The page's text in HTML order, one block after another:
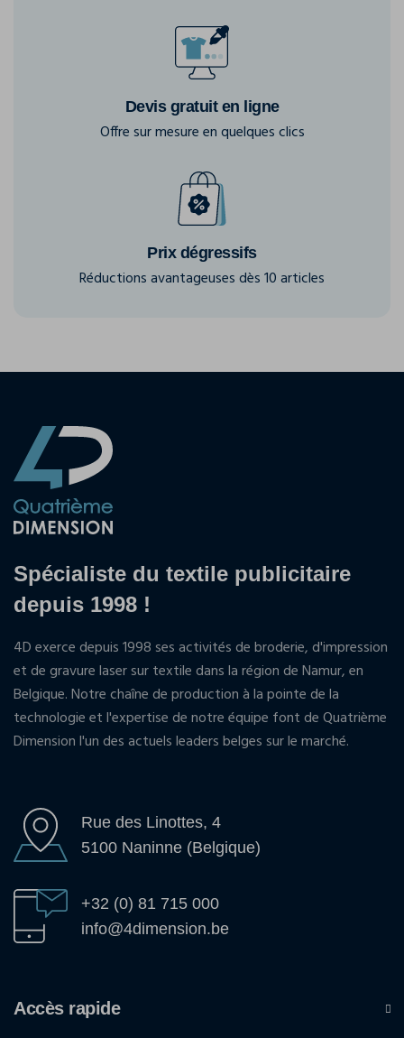
Devis gratuit en ligne
Offre sur mesure en quelques clics
Prix dégressifs
Réductions avantageuses dès 10 articles
Spécialiste du textile publicitaire
depuis 1998 !
4D exerce depuis 1998 ses activités de broderie, d'impression
et de gravure laser sur textile dans la région de Namur, en
Belgique. Notre chaîne de production à la pointe de la
technologie et l'expertise de notre équipe font de Quatrième
Dimension l'un des actuels leaders belges sur le marché.
Rue des Linottes, 4
5100 Naninne (Belgique)
+32 (0) 81 715 000
info@4dimension.be
Accès rapide